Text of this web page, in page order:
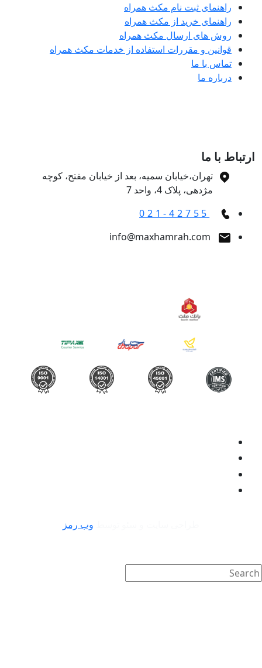
راهنمای ثبت نام مکث همراه
راهنمای خرید از مکث همراه
روش های ارسال مکث همراه
قوانین و مقررات استفاده از خدمات مکث همراه
تماس با ما
درباره ما
با ما
تهران،خیابان سمیه، بعد از خیابان مفتح، کوچه
مژدهی، پلاک 4، واحد 7
021-42755
info@maxhamrah.com
وب رمز